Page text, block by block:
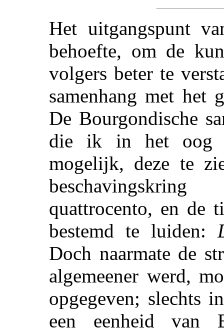
Het uitgangspunt
behoefte, om de
volgers beter te
samenhang met het
De Bourgondische
die ik in het oog
mogelijk, deze te
quattrocento, en de
bestemd te luiden:
Doch naarmate de
algemeener werd,
opgegeven; slechts
een eenheid van